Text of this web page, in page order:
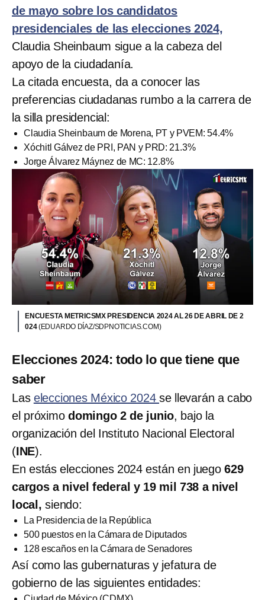
de mayo sobre los candidatos
presidenciales de las elecciones 2024,
Claudia Sheinbaum sigue a la cabeza del
apoyo de la ciudadanía.
La citada encuesta, da a conocer las
preferencias ciudadanas rumbo a la carrera de
la silla presidencial:
Claudia Sheinbaum de Morena, PT y PVEM: 54.4%
Xóchitl Gálvez de PRI, PAN y PRD: 21.3%
Jorge Álvarez Máynez de MC: 12.8%
ENCUESTA METRICSMX PRESIDENCIA 2024 AL 26 DE ABRIL DE 2
024(EDUARDO DÍAZ/SDPNOTICIAS.COM)
Elecciones 2024: todo lo que tiene que
saber
Las elecciones México 2024se llevarán a cabo
el próximo domingo 2 de junio, bajo la
organización del Instituto Nacional Electoral
(INE).
En estás elecciones 2024 están en juego629
cargos a nivel federal y 19 mil 738 a nivel
local,siendo:
La Presidencia de la República
500 puestos en la Cámara de Diputados
128 escaños en la Cámara de Senadores
Así como las gubernaturas y jefatura de
gobierno de las siguientes entidades: